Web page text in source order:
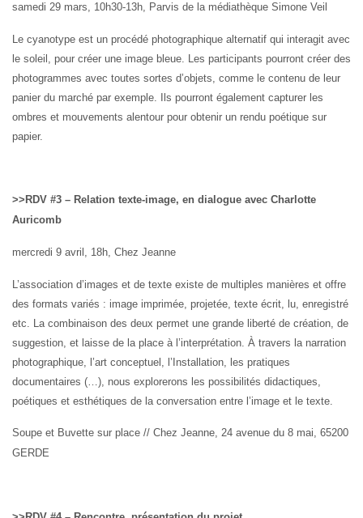
samedi 29 mars, 10h30-13h, Parvis de la médiathèque Simone Veil
Le cyanotype est un procédé photographique alternatif qui interagit avec
le soleil, pour créer une image bleue. Les participants pourront créer des
photogrammes avec toutes sortes d’objets, comme le contenu de leur
panier du marché par exemple. Ils pourront également capturer les
ombres et mouvements alentour pour obtenir un rendu poétique sur
papier.
>>RDV #3 – Relation texte-image, en dialogue avec Charlotte
Auricomb
mercredi 9 avril, 18h, Chez Jeanne
L’association d’images et de texte existe de multiples manières et offre
des formats variés : image imprimée, projetée, texte écrit, lu, enregistré
etc. La combinaison des deux permet une grande liberté de création, de
suggestion, et laisse de la place à l’interprétation. À travers la narration
photographique, l’art conceptuel, l’ nstallation, les pratiques
documentaires (…), nous explorerons les possibilités didactiques,
poétiques et esthétiques de la conversation entre l’image et le texte.
Soupe et Buvette sur place // Chez Jeanne, 24 avenue du 8 mai, 65200
GERDE